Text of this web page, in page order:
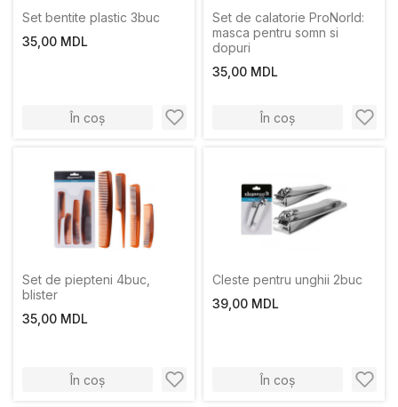
Set bentite plastic 3buc
35,00 MDL
În coș
Set de calatorie ProNorld:
masca pentru somn si
dopuri
35,00 MDL
În coș
Set de piepteni 4buc,
blister
35,00 MDL
În coș
Cleste pentru unghii 2buc
39,00 MDL
În coș